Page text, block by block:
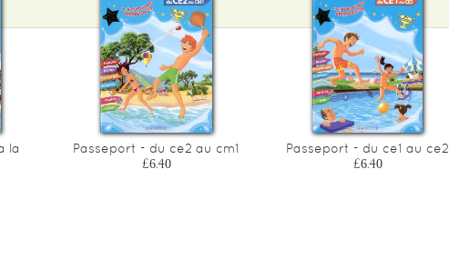
la
Passeport - du ce2 au cm1
£6.40
Passeport - du ce1 au ce2
£6.40